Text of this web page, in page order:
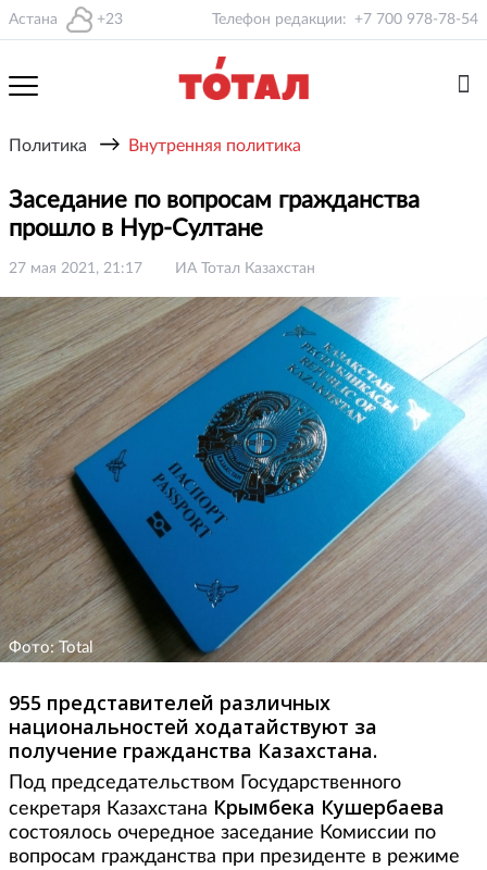
Астана +23 Телефон редакции: +7 700 978-78-54
Политика → Внутренняя политика
Заседание по вопросам гражданства
прошло в Нур-Султане
27 мая 2021, 21:17 ИА Тотал Казахстан
Фото: Total
955 представителей различных
национальностей ходатайствуют за
получение гражданства Казахстана.
Под председательством Государственного
секретаря Казахстана Крымбека Кушербаева
состоялось очередное заседание Комиссии по
вопросам гражданства при президенте в режиме